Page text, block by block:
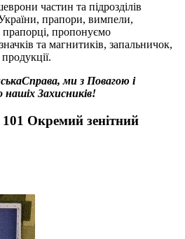
частин та підрозділів
прапори, вимпели,
прапорці, пропонуємо
та магнитиків, запальничок,
ми з Повагою і
Захисників!
101 Окремий зенітний